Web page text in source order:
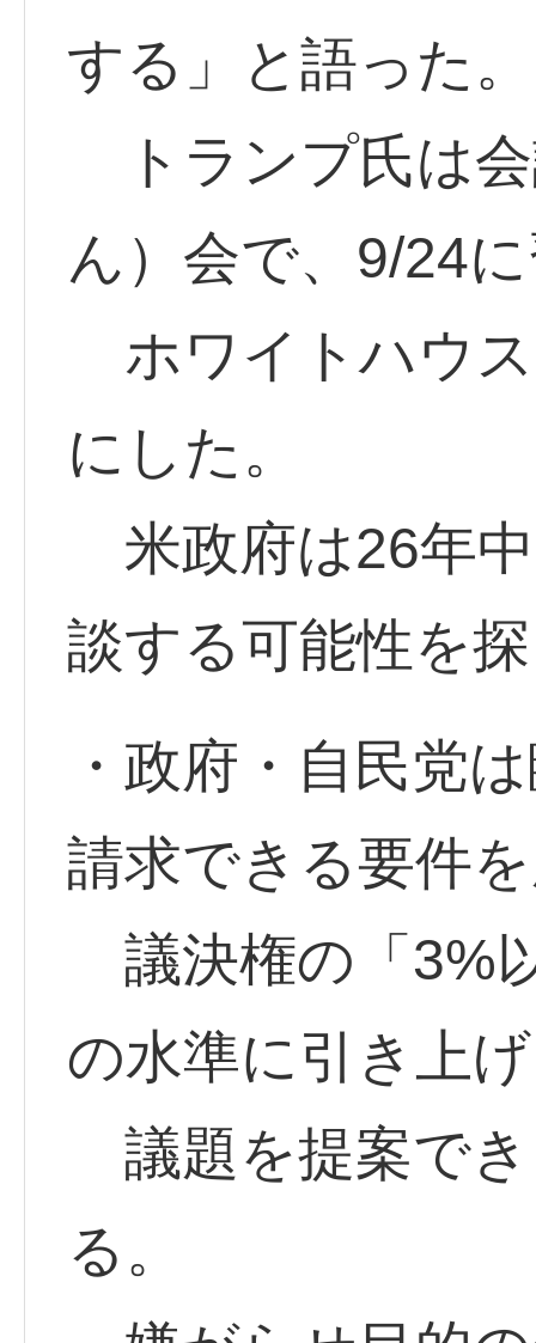
する」と語った。
トランプ氏は
ん）会で、9/24
ホワイトハウ
にした。
米政府は26年
談する可能性を
・政府・自民党
請求できる要件
議決権の「3%
の水準に引き上
議題を提案で
る。